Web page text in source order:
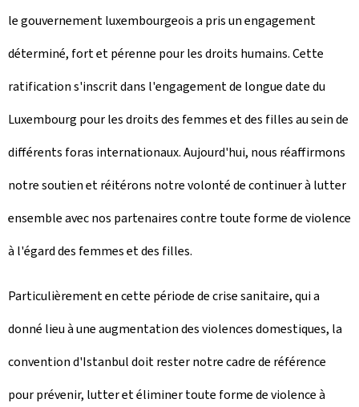
e
l
e
le gouvernement luxembourgeois a pris un engagement
déterminé, fort et pérenne pour les droits humains. Cette
ratification s'inscrit dans l'engagement de longue date du
Luxembourg pour les droits des femmes et des filles au sein de
différents foras internationaux. Aujourd'hui, nous réaffirmons
notre soutien et réitérons notre volonté de continuer à lutter
ensemble avec nos partenaires contre toute forme de violence
à l'égard des femmes et des filles.
Particulièrement en cette période de crise sanitaire, qui a
donné lieu à une augmentation des violences domestiques, la
convention d'Istanbul doit rester notre cadre de référence
pour prévenir, lutter et éliminer toute forme de violence à